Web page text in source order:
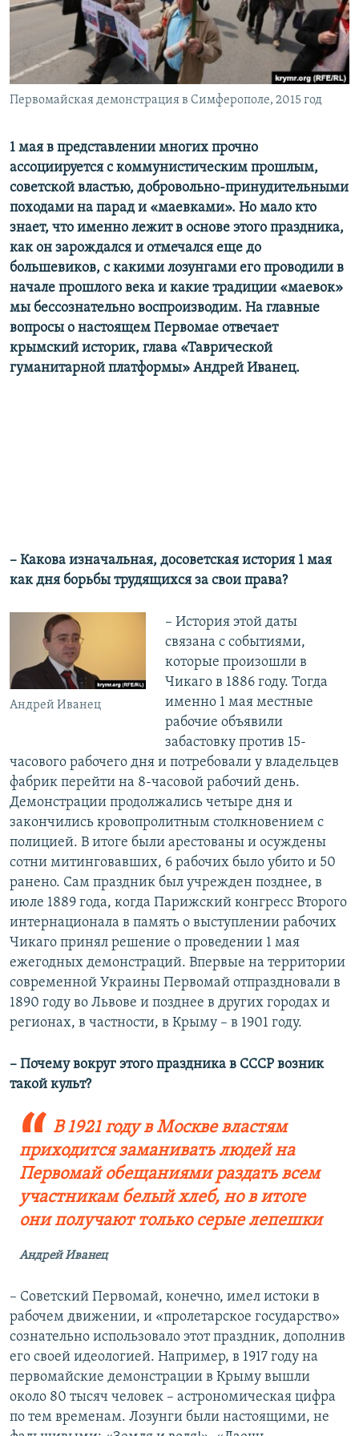
ПОБЕДИТЕЛЕЙ НЕ СУДЯТ?
КРЫМ.НЕПОКОРЕННЫЙ
ELIFBE
УКРАИНСКАЯ ПРОБЛЕМА КРЫМА
ПРИСОЕДИНЯЙТЕСЬ!
Первомайская демонстрация в Симферополе, 2015 год
1 мая в представлении многих прочно
ассоциируется с коммунистическим прошлым,
советской властью, добровольно-принудительными
походами на парад и «маевками». Но мало кто
знает, что именно лежит в основе этого праздника,
как он зарождался и отмечался еще до
большевиков, с какими лозунгами его проводили в
начале прошлого века и какие традиции «маевок»
мы бессознательно воспроизводим. На главные
вопросы о настоящем Первомае отвечает
крымский историк, глава «Таврической
гуманитарной платформы» Андрей Иванец.
– Какова изначальная, досоветская история 1 мая
как дня борьбы трудящихся за свои права?
Андрей Иванец
– История этой даты
связана с событиями,
которые произошли в
Чикаго в 1886 году. Тогда
именно 1 мая местные
рабочие объявили
забастовку против 15-
часового рабочего дня и потребовали у владельцев
фабрик перейти на 8-часовой рабочий день.
Демонстрации продолжались четыре дня и
закончились кровопролитным столкновением с
полицией. В итоге были арестованы и осуждены
сотни митинговавших, 6 рабочих было убито и 50
ранено. Сам праздник был учрежден позднее, в
июле 1889 года, когда Парижский конгресс Второго
интернационала в память о выступлении рабочих
Чикаго принял решение о проведении 1 мая
ежегодных демонстраций. Впервые на территории
современной Украины Первомай отпраздновали в
1890 году во Львове и позднее в других городах и
регионах, в частности, в Крыму – в 1901 году.
– Почему вокруг этого праздника в СССР возник
такой культ?
В 1921 году в Москве властям
приходится заманивать людей на
Первомай обещаниями раздать всем
участникам белый хлеб, но в итоге
они получают только серые лепешки
Андрей Иванец
– Советский Первомай, конечно, имел истоки в
рабочем движении, и «пролетарское государство»
сознательно использовало этот праздник, дополнив
его своей идеологией. Например, в 1917 году на
первомайские демонстрации в Крыму вышли
около 80 тысяч человек – астрономическая цифра
по тем временам. Лозунги были настоящими, не